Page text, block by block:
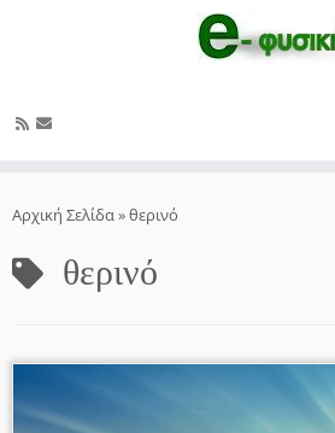
στο
Αρχική Σελίδα»θερινό
θερινό